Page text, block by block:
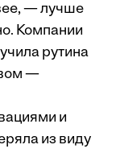
— лучше
Компании
рутина
—
и
из виду